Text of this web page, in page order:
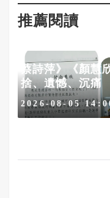
推薦閱讀
蔡詩萍》《顏慧
捨、遺憾、沉痛
2026-08-05